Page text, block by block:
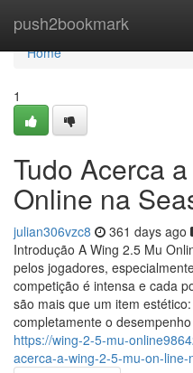
push2bookmark
Home
Home
1
Tudo Acerca
Online na
julian306vzc8 361 days ago
Introdução A Wing 2.5 Mu
pelos jogadores,
competição é intensa e cada
são mais que um item
completamente o
https://wing-2-5-mu-
acerca-a-wing-2-5-mu-on-line-